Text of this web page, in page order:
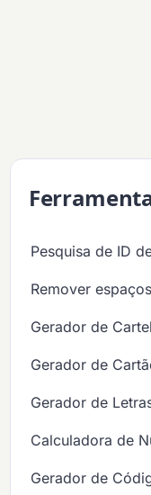
Pesquisa de ID
Remover espaços
Gerador de
Gerador de
Gerador de
Calculadora de
Gerador de